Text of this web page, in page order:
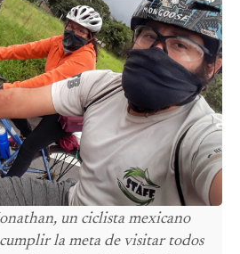
un ciclista mexicano
la meta de visitar todos